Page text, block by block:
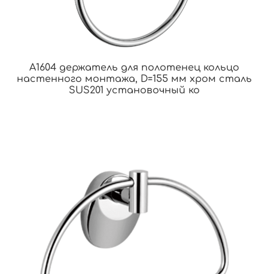
A1604 держатель для полотенец кольцо
настенного монтажа, D=155 мм хром сталь
SUS201 установочный ко